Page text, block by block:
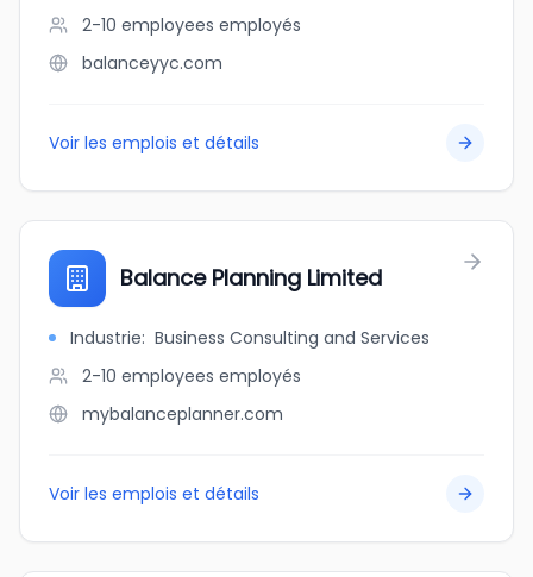
2-10 employees employés
balanceyyc.com
Voir les emplois et détails
Balance Planning Limited
Industrie: Business Consulting and Services
2-10 employees employés
mybalanceplanner.com
Voir les emplois et détails